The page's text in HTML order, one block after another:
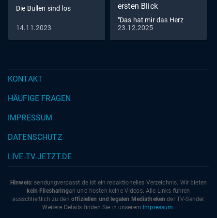
Die Bullen sind los
14.11.2023
ersten Blick
"Das hat mir das Herz
zerrissen": Ein Finale
emotionaler denn je!
23.12.2025
KONTAKT
HÄUFIGE FRAGEN
IMPRESSUM
DATENSCHUTZ
LIVE-TV-JETZT.DE
Hinweis: sendungverpasst.de ist ein redaktionelles Verzeichnis. Wir bieten
kein Filesharingan und hosten keine Videos. Alle Links führen
ausschließlich zu den offiziellen und legalen Mediatheken der TV-Sender.
Weitere Details finden Sie in unserem Impressum.